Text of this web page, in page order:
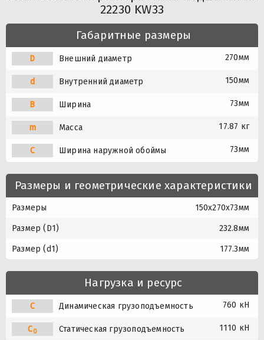
22230 KW33
Габаритные размеры
D Внешний диаметр 270мм
d Внутренний диаметр 150мм
B Ширина 73мм
m Масса 17.87 кг
C Ширина наружной обоймы 73мм
Размеры и геометрические характеристики
Размеры 150x270x73мм
Размер (D1) 232.8мм
Размер (d1) 177.3мм
Нагрузка и ресурс
C Динамическая грузоподъемность 760 кН
C0 Статическая грузоподъемность 1110 кН